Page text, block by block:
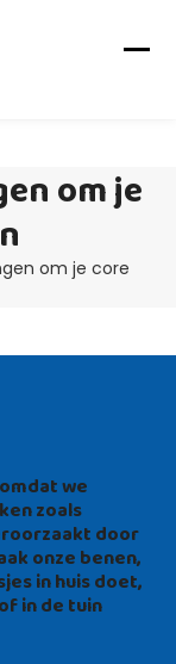
om je
om je core
we
zoals
door
onze benen,
in huis doet,
in de tuin